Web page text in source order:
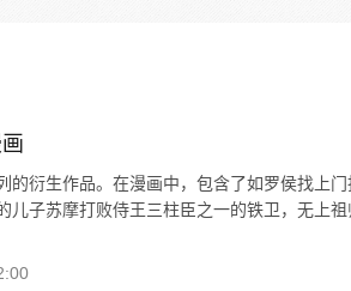
的衍生作品。在漫画中，包含了如罗侯找上
儿子苏摩打败侍王三柱臣之一的铁卫，无上